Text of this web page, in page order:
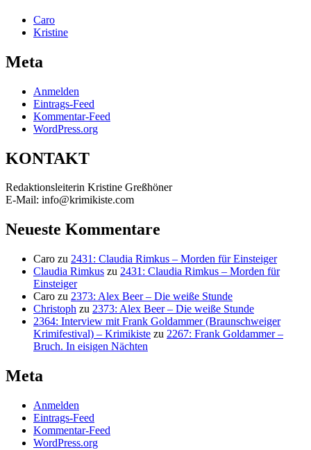
Caro
Kristine
Meta
Anmelden
Eintrags-Feed
Kommentar-Feed
WordPress.org
KONTAKT
Redaktionsleiterin Kristine Greßhöner
E-Mail: info@krimikiste.com
Neueste Kommentare
Caro zu 2431: Claudia Rimkus – Morden für Einsteiger
Claudia Rimkus zu 2431: Claudia Rimkus – Morden für
Einsteiger
Caro zu 2373: Alex Beer – Die weiße Stunde
Christoph zu 2373: Alex Beer – Die weiße Stunde
2364: Interview mit Frank Goldammer (Braunschweiger
Krimifestival) – Krimikiste zu 2267: Frank Goldammer –
Bruch. In eisigen Nächten
Meta
Anmelden
Eintrags-Feed
Kommentar-Feed
WordPress.org